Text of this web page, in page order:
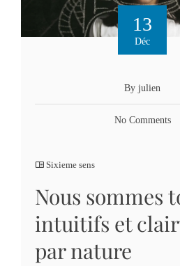
13
Déc
By julien
No Comments
Sixieme sens
Nous sommes
intuitifs et
par nature